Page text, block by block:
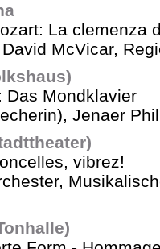
La clemenza
McVicar,
Das Mondklavier
Jenaer
vibrez!